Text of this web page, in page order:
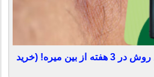
جای هر زخم و بخیه با این روش در 3 هفته از بین میره! (خرید